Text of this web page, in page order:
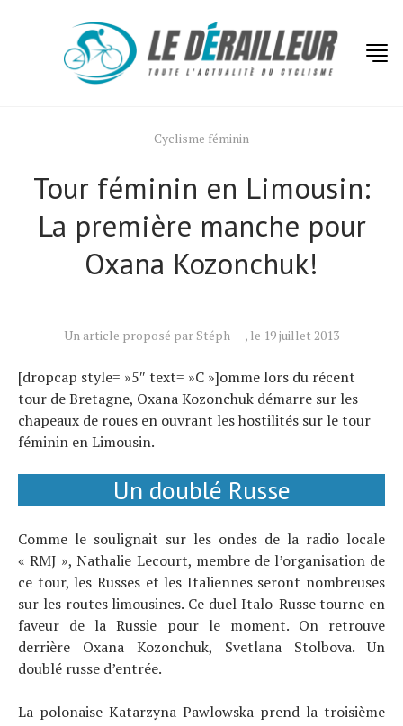
Cyclisme féminin
Tour féminin en Limousin:
La première manche pour
Oxana Kozonchuk!
Un article proposé par Stéph , le 19 juillet 2013
[dropcap style= »5″ text= »C »]omme lors du récent
tour de Bretagne, Oxana Kozonchuk démarre sur les
chapeaux de roues en ouvrant les hostilités sur le tour
féminin en Limousin.
Un doublé Russe
Comme le soulignait sur les ondes de la radio locale
« RMJ », Nathalie Lecourt, membre de l’organisation de
ce tour, les Russes et les Italiennes seront nombreuses
sur les routes limousines. Ce duel Italo-Russe tourne en
faveur de la Russie pour le moment. On retrouve
derrière Oxana Kozonchuk, Svetlana Stolbova. Un
doublé russe d’entrée.
La polonaise Katarzyna Pawlowska prend la troisième
Actualités
Technologies
Tests de produits
Conseils
Tendances
Tous nos articles
À propos